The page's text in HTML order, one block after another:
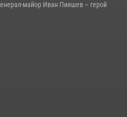
майор Иван Пияшев – герой